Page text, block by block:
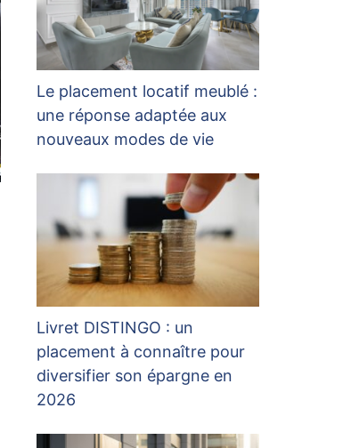
Le placement locatif meublé :
une réponse adaptée aux
nouveaux modes de vie
Livret DISTINGO : un
placement à connaître pour
diversifier son épargne en
2026